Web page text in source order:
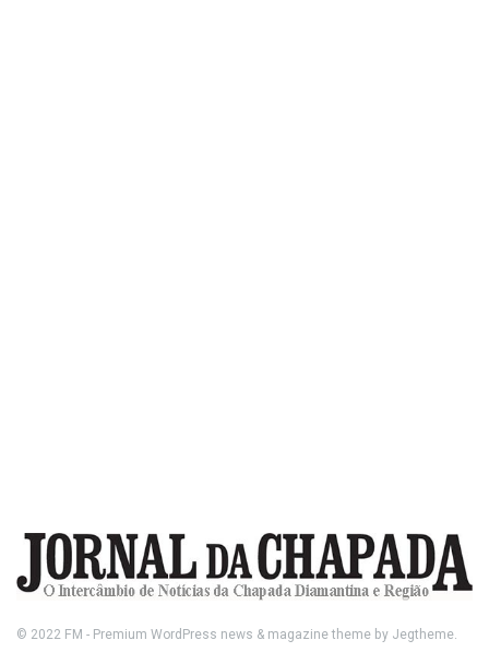
© 2022 FM - Premium WordPress news & magazine theme by Jegtheme.